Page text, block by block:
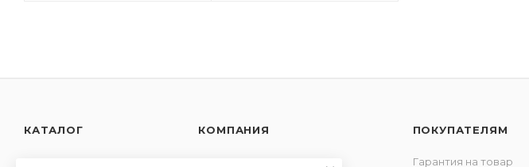
КАТАЛОГ КОМПАНИЯ ПОКУПАТЕЛЯМ
Гарантия на товар